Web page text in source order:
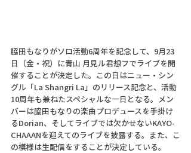
脇田もなりがソロ活動6周年を記念して、9月23
日（金・祝）に青山 月見ル君想フでライブを開
催することが決定した。この日はニュー・シン
グル「La Shangri La」のリリース記念と、活動
10周年も兼ねたスペシャルな一日となる。メン
バーは脇田もなりの楽曲プロデュースを手掛け
るDorian、そしてライブでは欠かせないKAYO-
CHAAANを迎えてのライブを披露する。また、こ
の模様は生配信をすることが決定している。